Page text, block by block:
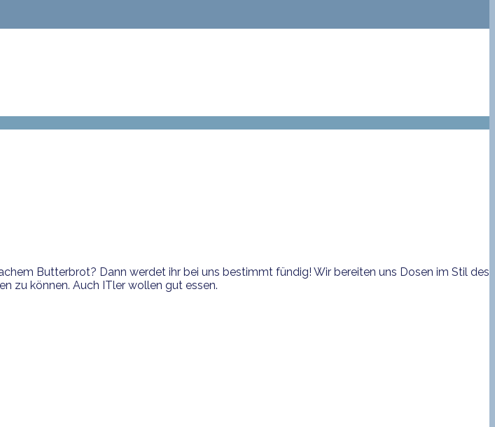
Butterbrot? Dann werdet ihr bei uns bestimmt fündig! Wir bereiten uns Dosen im Stil des
zu können. Auch ITler wollen gut essen.